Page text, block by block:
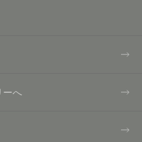
ーへ